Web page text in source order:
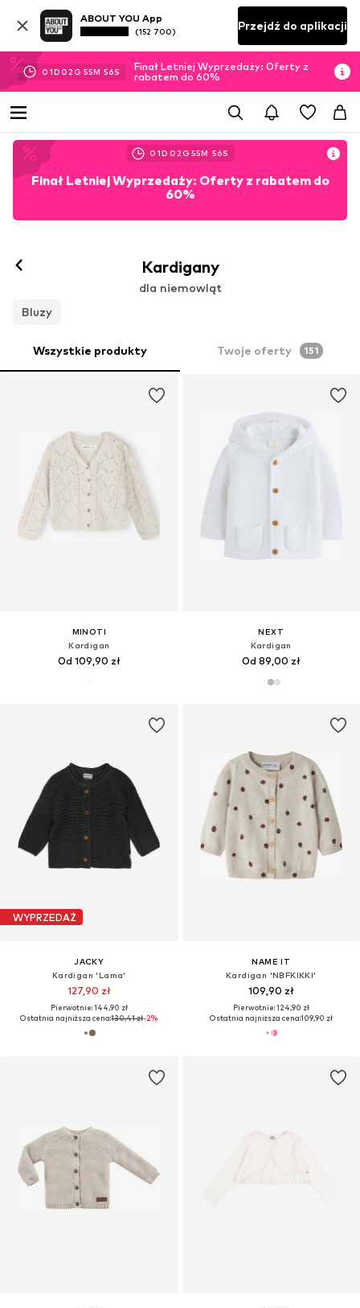
ABOUT YOU App
(152 700) Przejdź do aplikacji
01D 02 G 55M 54S
Finał Letniej Wyprzedaży: Oferty z
rabatem do 60%
01D 02 G 55M 54S
Finał Letniej Wyprzedaży: Oferty z rabatem do
60%
Kardigany
dla niemowląt
Bluzy
Wszystkie produkty Twoje oferty 151
MINOTI
Kardigan
Od 109,90 zł
NEXT
Kardigan
Od 89,00 zł
WYPRZEDAŻ
JACKY
Kardigan 'Lama'
127,90 zł
Pierwotnie: 144,90 zł
Ostatnia najniższa cena:130,41 zł-2%
NAME IT
Kardigan 'NBFKIKKI'
109,90 zł
Pierwotnie: 124,90 zł
Ostatnia najniższa cena:109,90 zł